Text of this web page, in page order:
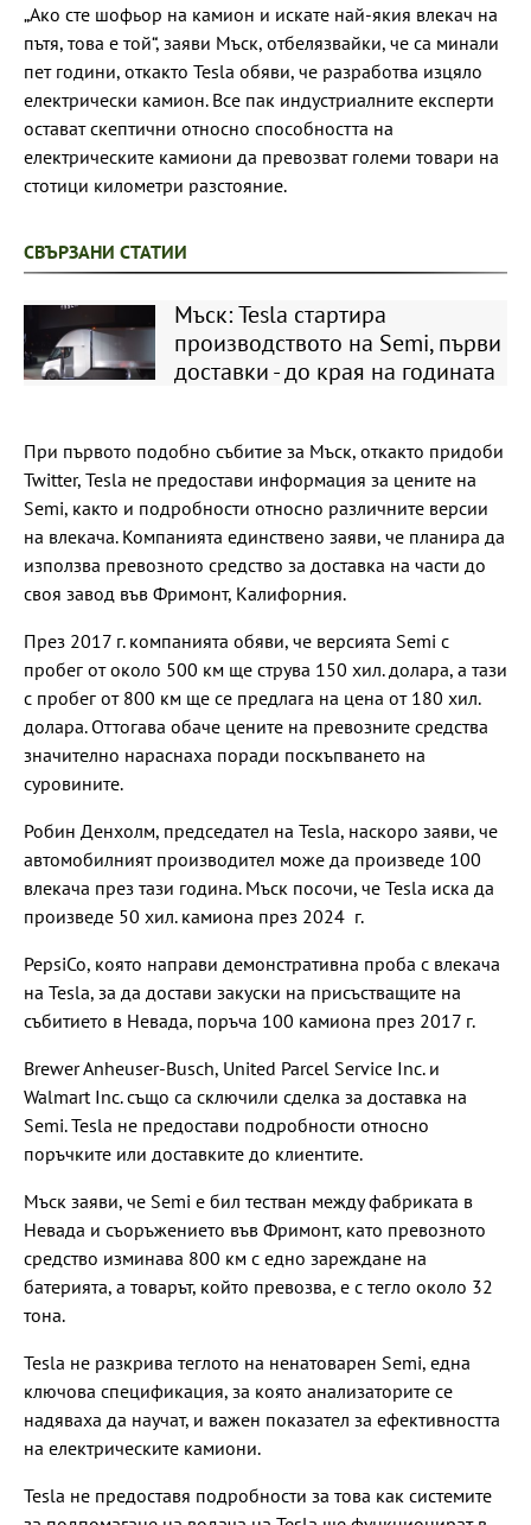
„Ако сте шофьор на камион и искате най-якия влекач на
пътя, това е той“, заяви Мъск, отбелязвайки, че са минали
пет години, откакто Tesla обяви, че разработва изцяло
електрически камион. Все пак индустриалните експерти
остават скептични относно способността на
електрическите камиони да превозват големи товари на
стотици километри разстояние.
СВЪРЗАНИ СТАТИИ
Мъск: Tesla стартира
производството на Semi, първи
доставки - до края на годината
При първото подобно събитие за Мъск, откакто придоби
Twitter, Tesla не предостави информация за цените на
Semi, както и подробности относно различните версии
на влекача. Компанията единствено заяви, че планира да
използва превозното средство за доставка на части до
своя завод във Фримонт, Калифорния.
През 2017 г. компанията обяви, че версията Semi с
пробег от около 500 км ще струва 150 хил. долара, а тази
с пробег от 800 км ще се предлага на цена от 180 хил.
долара. Оттогава обаче цените на превозните средства
значително нараснаха поради поскъпването на
суровините.
Робин Денхолм, председател на Tesla, наскоро заяви, че
автомобилният производител може да произведе 100
влекача през тази година. Мъск посочи, че Tesla иска да
произведе 50 хил. камиона през 2024 г.
PepsiCo, която направи демонстративна проба с влекача
на Tesla, за да достави закуски на присъстващите на
събитието в Невада, поръча 100 камиона през 2017 г.
Brewer Anheuser-Busch, United Parcel Service Inc. и
Walmart Inc. също са сключили сделка за доставка на
Semi. Tesla не предостави подробности относно
поръчките или доставките до клиентите.
Мъск заяви, че Semi е бил тестван между фабриката в
Невада и съоръжението във Фримонт, като превозното
средство изминава 800 км с едно зареждане на
батерията, а товарът, който превозва, е с тегло около 32
тона.
Tesla не разкрива теглото на ненатоварен Semi, една
ключова спецификация, за която анализаторите се
надяваха да научат, и важен показател за ефективността
на електрическите камиони.
Tesla не предоставя подробности за това как системите